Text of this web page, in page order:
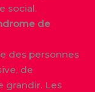
social.
de
des personnes
de
grandir. Les